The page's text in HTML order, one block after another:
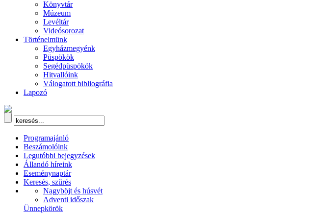
Könyvtár
Múzeum
Levéltár
Videósorozat
Történelmünk
Egyházmegyénk
Püspökök
Segédpüspökök
Hitvallóink
Válogatott bibliográfia
Lapozó
Programajánló
Beszámolóink
Legutóbbi bejegyzések
Állandó híreink
Eseménynaptár
Keresés, szűrés
Nagyböjt és húsvét
Adventi időszak
Ünnepkörök